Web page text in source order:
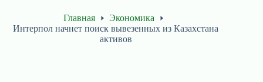
Главная
Экономика
Интерпол начнет поиск вывезенных из Казахстана
активов